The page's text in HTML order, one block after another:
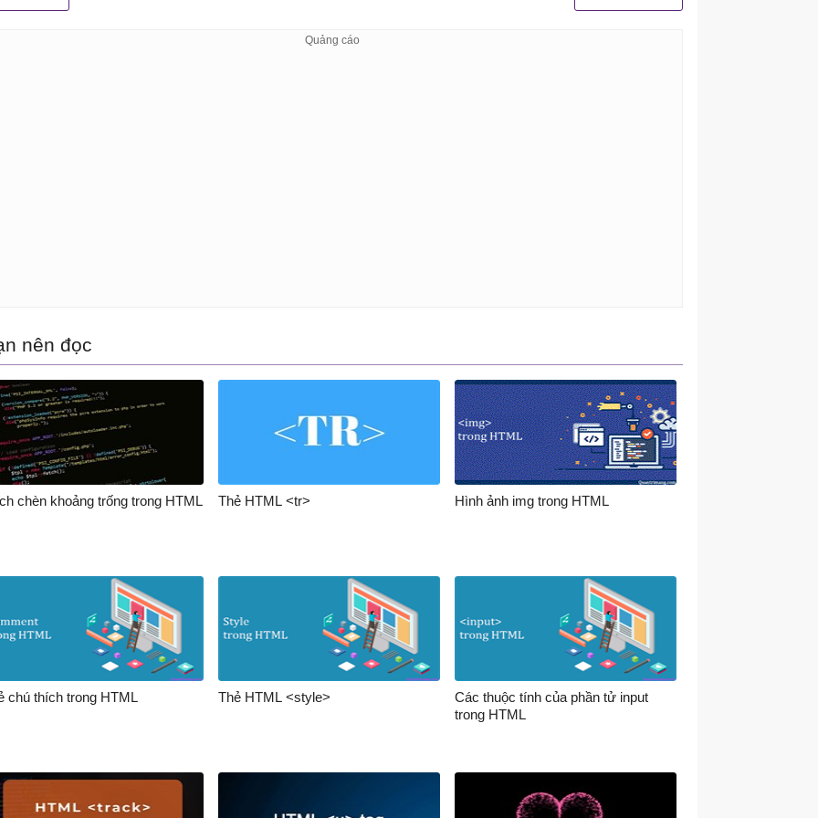
nên đọc
chèn khoảng trống trong HTML Thẻ HTML <tr> Hình ảnh img trong HTML
chú thích trong HTML Thẻ HTML <style>
Các thuộc tính của phần tử input
trong HTML